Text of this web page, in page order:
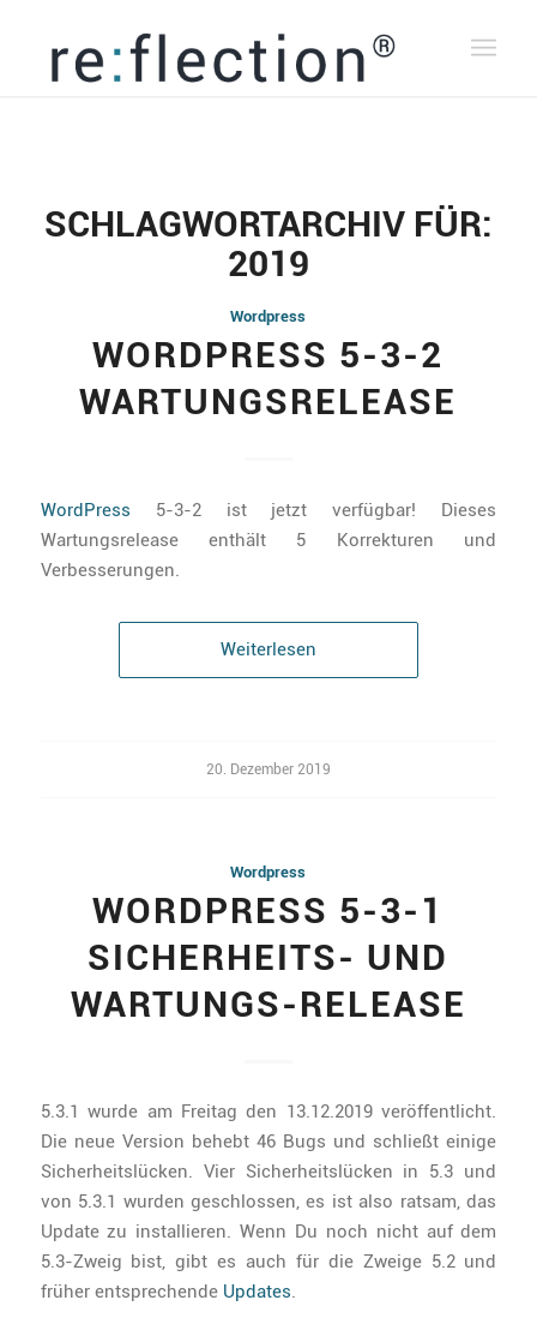
SCHLAGWORTARCHIV FÜR:
2019
Wordpress
WORDPRESS 5-3-2
WARTUNGSRELEASE
WordPress 5-3-2 ist jetzt verfügbar! Dieses
Wartungsrelease enthält 5 Korrekturen und
Verbesserungen.
Weiterlesen
20. Dezember 2019
Wordpress
WORDPRESS 5-3-1
SICHERHEITS- UND
WARTUNGS-RELEASE
5.3.1 wurde am Freitag den 13.12.2019 veröffentlicht.
Die neue Version behebt 46 Bugs und schließt einige
Sicherheitslücken. Vier Sicherheitslücken in 5.3 und
von 5.3.1 wurden geschlossen, es ist also ratsam, das
Update zu installieren. Wenn Du noch nicht auf dem
5.3-Zweig bist, gibt es auch für die Zweige 5.2 und
früher entsprechende Updates.